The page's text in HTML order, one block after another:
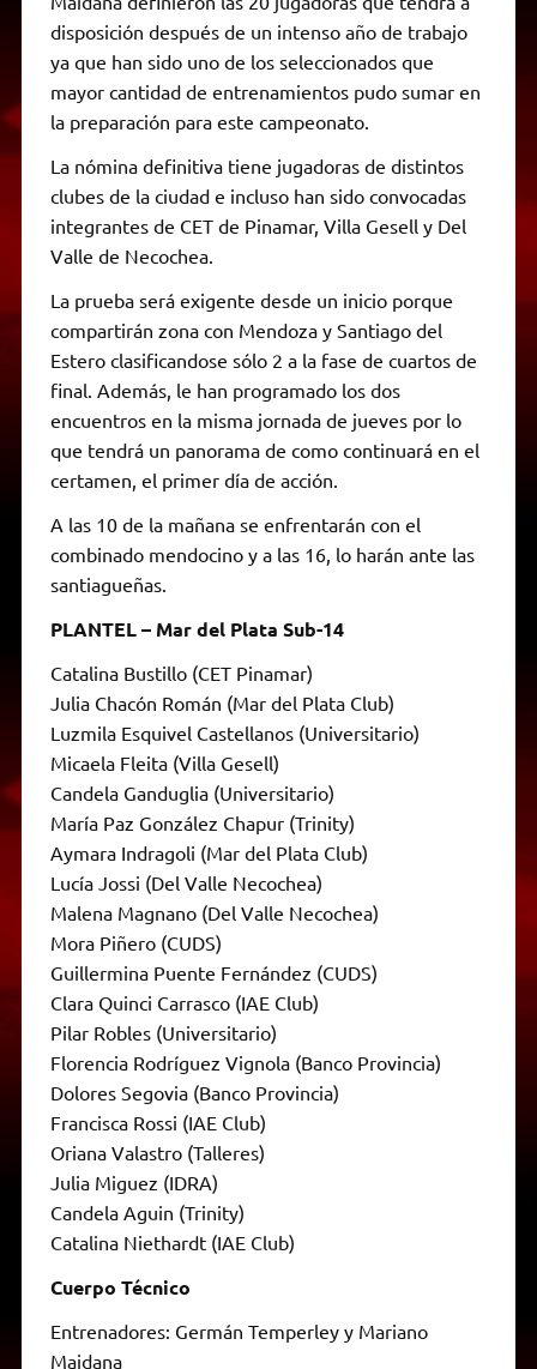
disposición después de un intenso año de trabajo
ya que han sido uno de los seleccionados que
mayor cantidad de entrenamientos pudo sumar en
la preparación para este campeonato.
La nómina definitiva tiene jugadoras de distintos
clubes de la ciudad e incluso han sido convocadas
integrantes de CET de Pinamar, Villa Gesell y Del
Valle de Necochea.
La prueba será exigente desde un inicio porque
compartirán zona con Mendoza y Santiago del
Estero clasificandose sólo 2 a la fase de cuartos de
final. Además, le han programado los dos
encuentros en la misma jornada de jueves por lo
que tendrá un panorama de como continuará en el
certamen, el primer día de acción.
A las 10 de la mañana se enfrentarán con el
combinado mendocino y a las 16, lo harán ante las
santiagueñas.
PLANTEL – Mar del Plata Sub-14
Catalina Bustillo (CET Pinamar)
Julia Chacón Román (Mar del Plata Club)
Luzmila Esquivel Castellanos (Universitario)
Micaela Fleita (Villa Gesell)
Candela Ganduglia (Universitario)
María Paz González Chapur (Trinity)
Aymara Indragoli (Mar del Plata Club)
Lucía Jossi (Del Valle Necochea)
Malena Magnano (Del Valle Necochea)
Mora Piñero (CUDS)
Guillermina Puente Fernández (CUDS)
Clara Quinci Carrasco (IAE Club)
Pilar Robles (Universitario)
Florencia Rodríguez Vignola (Banco Provincia)
Dolores Segovia (Banco Provincia)
Francisca Rossi (IAE Club)
Oriana Valastro (Talleres)
Julia Miguez (IDRA)
Candela Aguin (Trinity)
Catalina Niethardt (IAE Club)
Cuerpo Técnico
Entrenadores: Germán Temperley y Mariano
Maidana